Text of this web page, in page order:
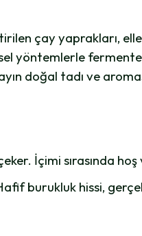
çay yaprakları,
yöntemlerle
doğal tadı ve
İçimi sırasında hoş
burukluk hissi,